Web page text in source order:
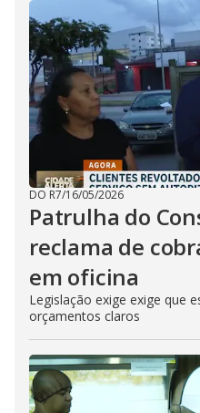
DO R7/16/05/2026
Patrulha do
reclama de
em oficina
Legislação exige exige que
orçamentos claros